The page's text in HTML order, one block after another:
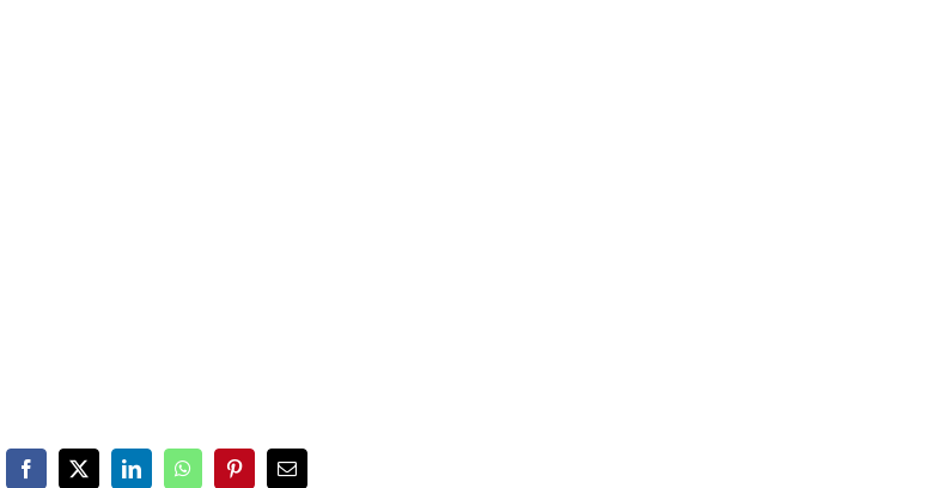
Facebook
X LinkedInWhatsAppPinterestEmail